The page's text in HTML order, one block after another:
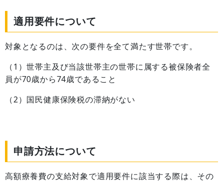
適用要件について
対象となるのは、次の要件を全て満たす世帯です。
（1）世帯主及び当該世帯主の世帯に属する被保険者全
員が70歳から74歳であること
（2）国民健康保険税の滞納がない
申請方法について
高額療養費の支給対象で適用要件に該当する際は、その